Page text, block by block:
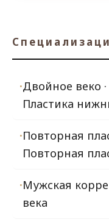
Двойное веко
Пластика
Повторная
Повторная
Мужская
века